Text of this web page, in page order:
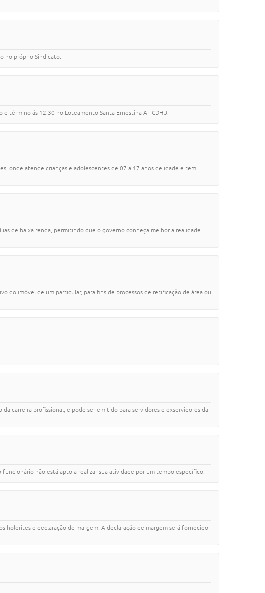
no próprio Sindicato.
término ás 12:30 no Loteamento Santa Ernestina A - CDHU.
onde atende crianças e adolescentes de 07 a 17 anos de idade e tem
de baixa renda, permitindo que o governo conheça melhor a realidade
do imóvel de um particular, para fins de processos de retificação de área ou
carreira profissional, e pode ser emitido para servidores e exservidores da
não está apto a realizar sua atividade por um tempo específico.
holerites e declaração de margem. A declaração de margem será fornecido